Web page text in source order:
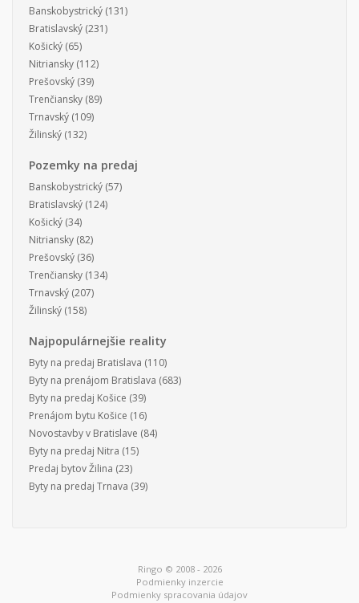
Banskobystrický (131)
Bratislavský (231)
Košický (65)
Nitriansky (112)
Prešovský (39)
Trenčiansky (89)
Trnavský (109)
Žilinský (132)
Pozemky na predaj
Banskobystrický (57)
Bratislavský (124)
Košický (34)
Nitriansky (82)
Prešovský (36)
Trenčiansky (134)
Trnavský (207)
Žilinský (158)
Najpopulárnejšie reality
Byty na predaj Bratislava (110)
Byty na prenájom Bratislava (683)
Byty na predaj Košice (39)
Prenájom bytu Košice (16)
Novostavby v Bratislave (84)
Byty na predaj Nitra (15)
Predaj bytov Žilina (23)
Byty na predaj Trnava (39)
Ringo © 2008 - 2026
Podmienky inzercie
Podmienky spracovania údajov